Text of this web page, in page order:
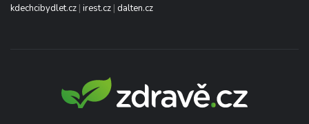
kdechcibydlet.cz | irest.cz | dalten.cz